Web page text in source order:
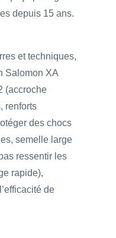
depuis 15 ans.
et techniques,
Salomon XA
(accroche
renforts
des chocs
semelle large
ressentir les
rapide),
de